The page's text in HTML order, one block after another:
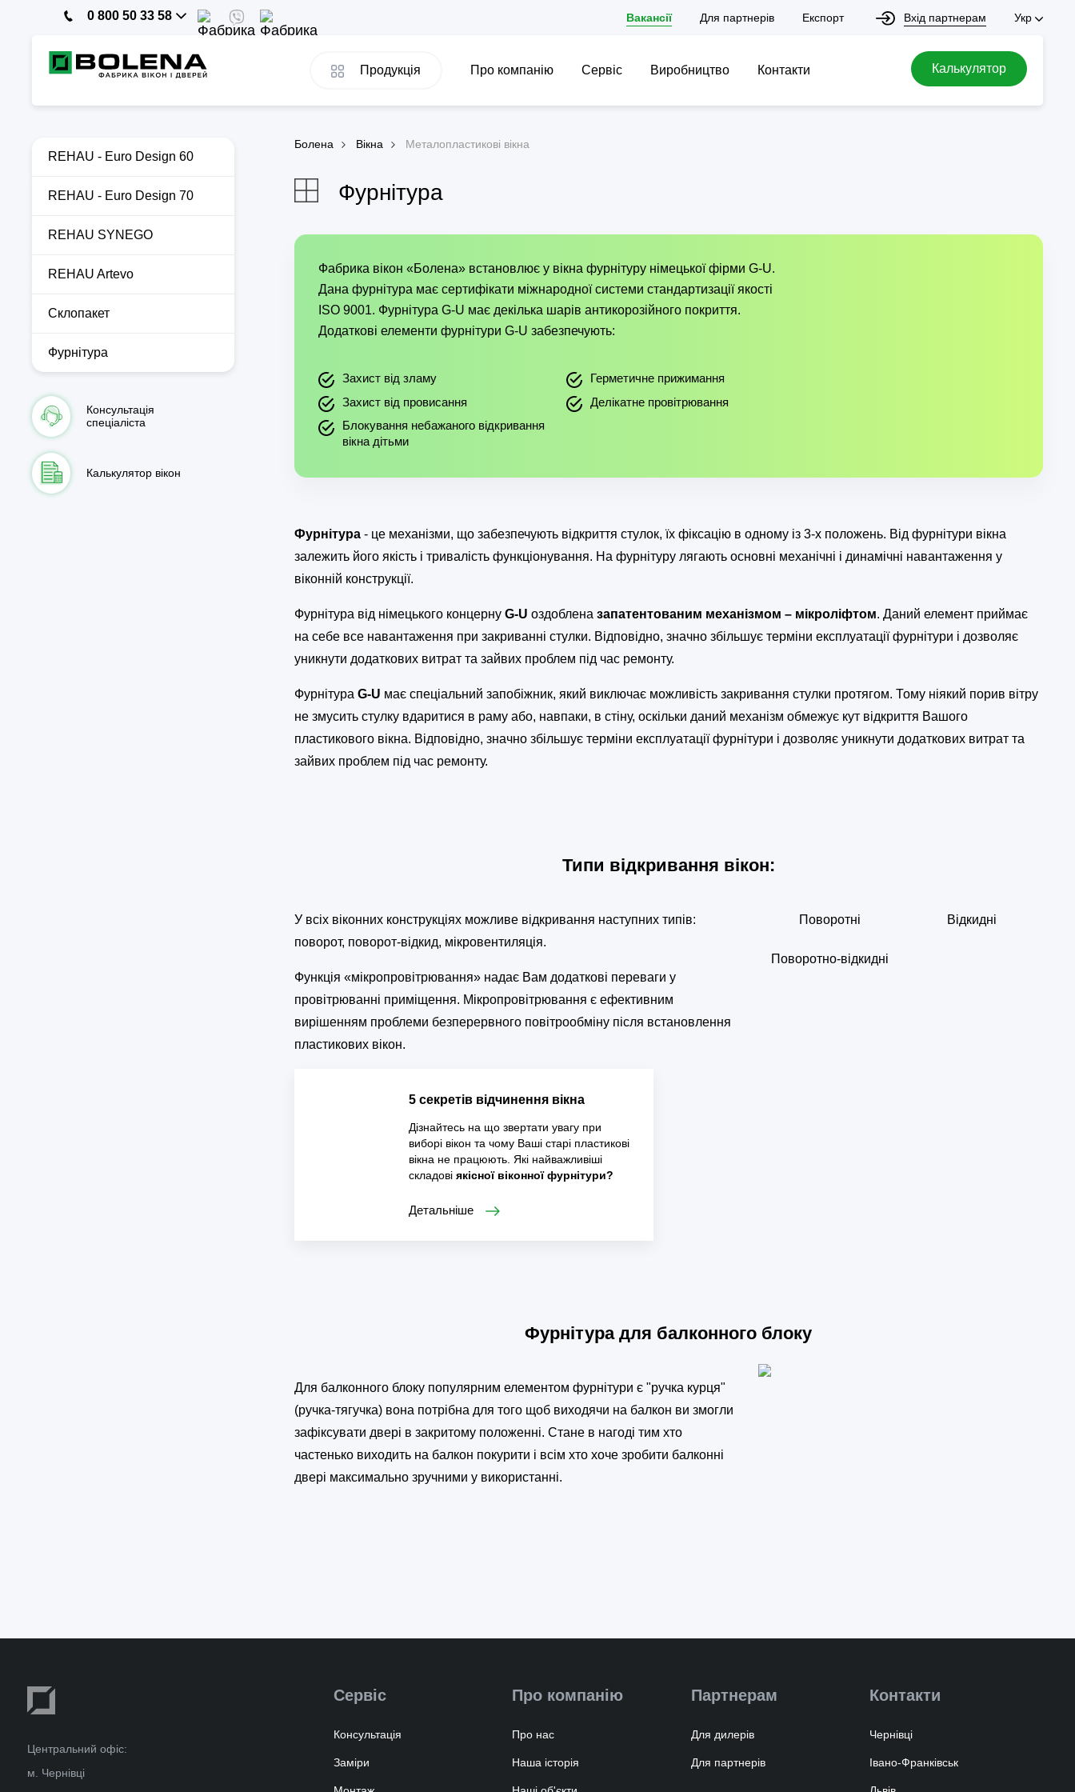
0 800 50 33 58 Вакансії Для партнерів Експорт Вхід партнерам Укр
Продукція Про компанію Сервіс Виробництво Контакти Калькулятор
REHAU - Euro Design 60
REHAU - Euro Design 70
REHAU SYNEGO
REHAU Artevo
Склопакет
Фурнітура
Консультація
спеціаліста
Калькулятор вікон
Болена Вікна Металопластикові вікна
Фурнітура
Фабрика вікон «Болена» встановлює у вікна фурнітуру німецької фірми G-U.
Дана фурнітура має сертифікати міжнародної системи стандартизації якості
ISO 9001. Фурнітура G-U має декілька шарів антикорозійного покриття.
Додаткові елементи фурнітури G-U забезпечують:
Захист від зламу
Захист від провисання
Блокування небажаного відкривання
вікна дітьми
Герметичне прижимання
Делікатне провітрювання
Фурнітура- це механізми, що забезпечують відкриття стулок, їх фіксацію в одному із 3-х положень. Від фурнітури вікна
залежить його якість і тривалість функціонування. На фурнітуру лягають основні механічні і динамічні навантаження у
віконній конструкції.
Фурнітура від німецького концерну G-U оздоблена запатентованим механізмом – мікроліфтом. Даний елемент приймає
на себе все навантаження при закриванні стулки. Відповідно, значно збільшує терміни експлуатації фурнітури і дозволяє
уникнути додаткових витрат та зайвих проблем під час ремонту.
Фурнітура G-U має спеціальний запобіжник, який виключає можливість закривання стулки протягом. Тому ніякий порив вітру
не змусить стулку вдаритися в раму або, навпаки, в стіну, оскільки даний механізм обмежує кут відкриття Вашого
пластикового вікна. Відповідно, значно збільшує терміни експлуатації фурнітури і дозволяє уникнути додаткових витрат та
зайвих проблем під час ремонту.
Типи відкривання вікон:
У всіх віконних конструкціях можливе відкривання наступних типів:
поворот, поворот-відкид, мікровентиляція.
Функція «мікропровітрювання» надає Вам додаткові переваги у
провітрюванні приміщення. Мікропровітрювання є ефективним
вирішенням проблеми безперервного повітрообміну після встановлення
пластикових вікон.
5 секретів відчинення вікна
Дізнайтесь на що звертати увагу при
виборі вікон та чому Ваші старі пласти­кові
вікна не працюють. Які найважливіші
складові якісної віконної фурнітури?
Детальніше
Поворотні Відкидні
Поворотно-відкидні
Фурнітура для балконного блоку
Для балконного блоку популярним елементом фурнітури є "ручка курця"
(ручка-тягучка) вона потрібна для того щоб виходячи на балкон ви змогли
зафіксувати двері в закритому положенні. Стане в нагоді тим хто
частенько виходить на балкон покурити і всім хто хоче зробити балконні
двері максимально зручними у використанні.
Центральний офіс:
м. Чернівці
Сервіс
Консультація
Заміри
Про компанію
Про нас
Наша історія
Партнерам
Для дилерів
Для партнерів
Контакти
Чернівці
Івано-Франківськ